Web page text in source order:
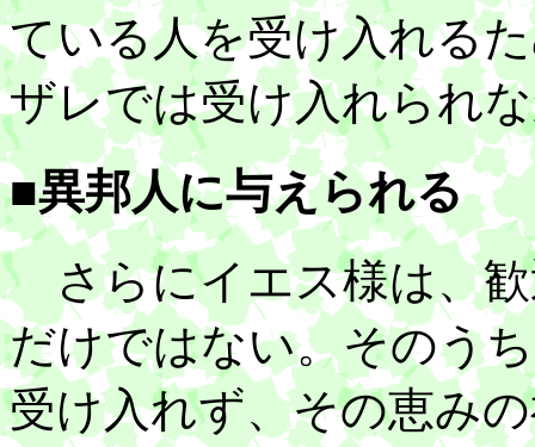
ている人を受け入れる
ザレでは受け入れられ
■異邦人に与えられる
さらにイエス様は、歓
だけではない。そのう
受け入れず、その恵み